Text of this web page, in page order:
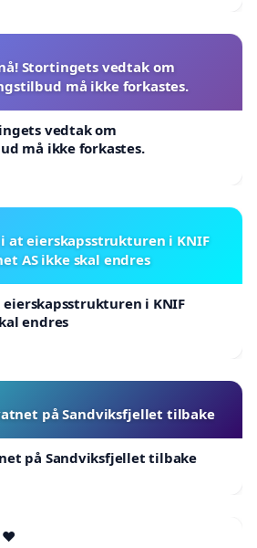
Stortingets vedtak om
må ikke forkastes.
vedtak om
må ikke forkastes.
i at eierskapsstrukturen i KNIF
AS ikke skal endres
eierskapsstrukturen i KNIF
endres
på Sandviksfjellet tilbake
på Sandviksfjellet tilbake
❤️